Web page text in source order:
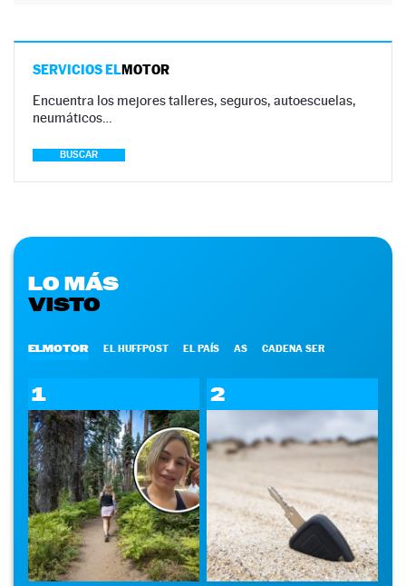
SERVICIOS ELMOTOR
Encuentra los mejores talleres, seguros, autoescuelas,
neumáticos…
BUSCAR
LO MÁS
VISTO
ELMOTOR EL HUFFPOST EL PAÍS AS CADENA SER
1 2